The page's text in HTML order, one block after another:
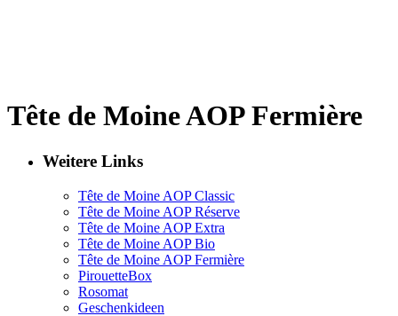
Tête de Moine AOP Fermière
Weitere Links
Tête de Moine AOP Classic
Tête de Moine AOP Réserve
Tête de Moine AOP Extra
Tête de Moine AOP Bio
Tête de Moine AOP Fermière
PirouetteBox
Rosomat
Geschenkideen